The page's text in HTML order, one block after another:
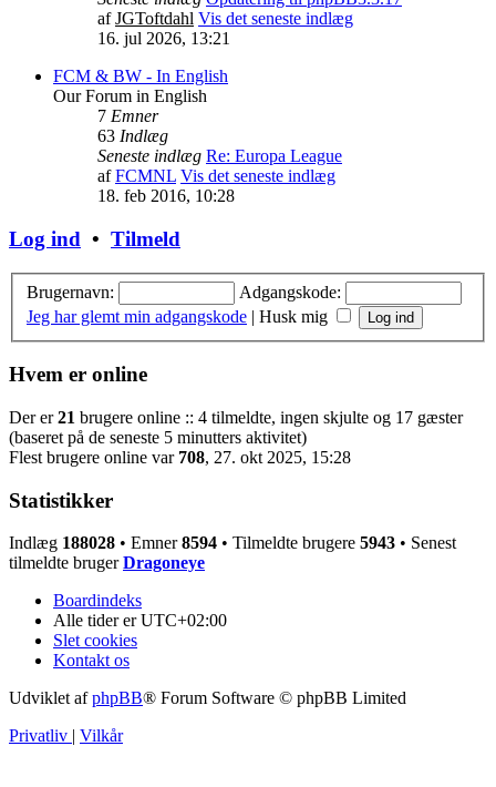
afJGToftdahl Vis det seneste indlæg
16. jul 2026, 13:21
FCM & BW - In English
Our Forum in English
7 Emner
63 Indlæg
Seneste indlæg Re: Europa League
afFCMNL Vis det seneste indlæg
18. feb 2016, 10:28
Log ind • Tilmeld
Brugernavn:
Adgangskode:
Jeg har glemt min adgangskode | Husk mig
Hvem er online
Der er21 brugere online :: 4 tilmeldte, ingen skjulte og 17 gæster
(baseret på de seneste 5 minutters aktivitet)
Flest brugere online var 708, 27. okt 2025, 15:28
Statistikker
Indlæg 188028 • Emner8594 • Tilmeldte brugere 5943 • Senest
tilmeldte brugerDragoneye
Boardindeks
Alle tider erUTC+02:00
Slet cookies
Kontakt os
Udviklet afphpBB® Forum Software © phpBB Limited
Privatliv | Vilkår